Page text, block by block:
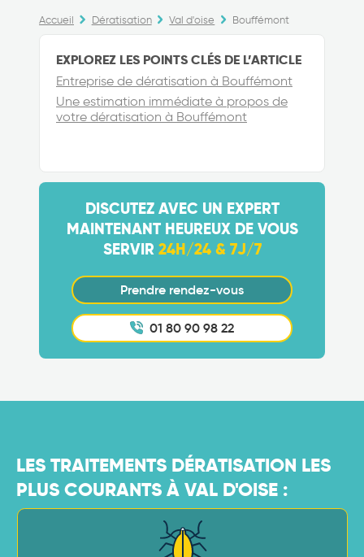
Accueil Dératisation Val d'oise Bouffémont
EXPLOREZ LES POINTS CLÉS DE L’ARTICLE
Entreprise de dératisation à Bouffémont
Une estimation immédiate à propos de
votre dératisation à Bouffémont
DISCUTEZ AVEC UN EXPERT
MAINTENANT HEUREUX DE VOUS
SERVIR 24H/24 & 7J/7
Prendre rendez-vous
01 80 90 98 22
LES TRAITEMENTS DÉRATISATION LES
PLUS COURANTS À VAL D'OISE :